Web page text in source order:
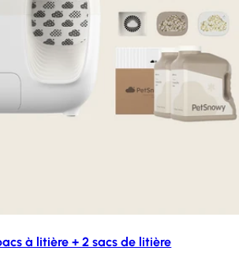
à litière + 2 sacs de litière